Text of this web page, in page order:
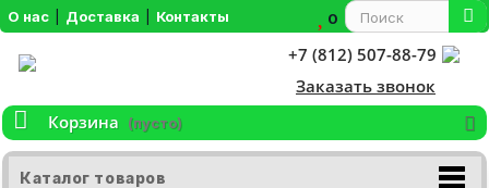
О нас Доставка Контакты 0
+7 (812) 507-88-79
Заказать звонок
Корзина
(пусто)
Каталог товаров